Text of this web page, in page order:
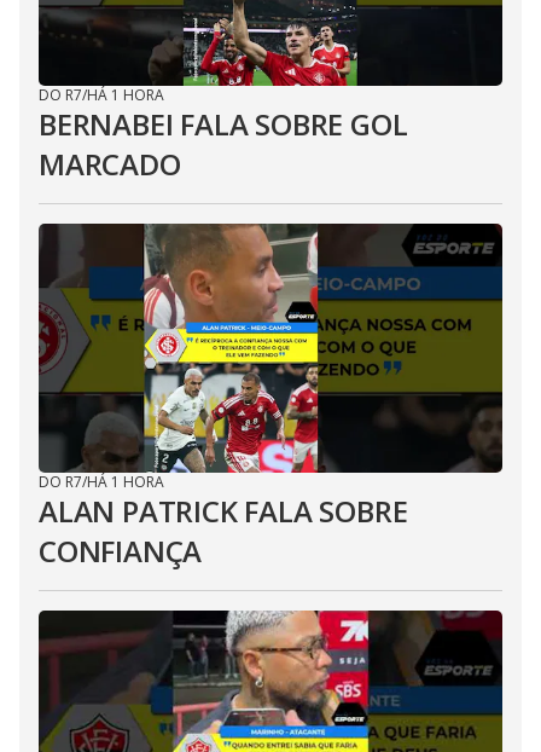
DO R7/HÁ 1 HORA
BERNABEI FALA SOBRE GOL
MARCADO
DO R7/HÁ 1 HORA
ALAN PATRICK FALA SOBRE
CONFIANÇA